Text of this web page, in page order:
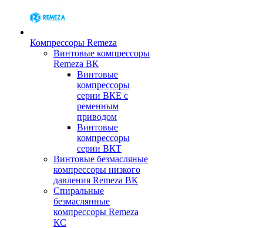
Компрессоры Remeza
Винтовые компрессоры
Remeza ВК
Винтовые
компрессоры
серии ВКЕ с
ременным
приводом
Винтовые
компрессоры
серии ВКТ
Винтовые безмасляные
компрессоры низкого
давления Remeza ВК
Спиральные
безмаслянные
компрессоры Remeza
КС